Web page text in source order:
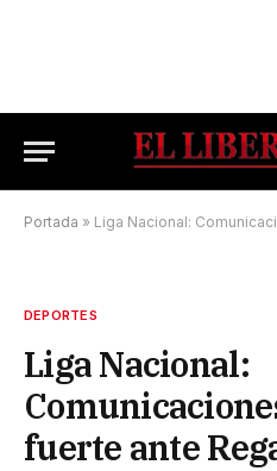
Portada » Liga Nacional:
DEPORTES
Liga Nacional:
fuerte ante